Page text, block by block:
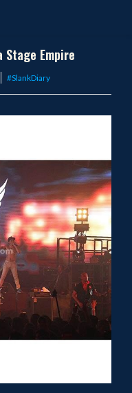
Stage Empire
#SlankDiary